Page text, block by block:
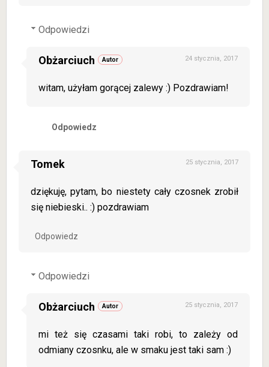
Odpowiedzi
Obżarciuch 24 stycznia, 2017
witam, użyłam gorącej zalewy :) Pozdrawiam!
Odpowiedz
Tomek 25 stycznia, 2017
dziękuję, pytam, bo niestety cały czosnek zrobił
się niebieski.. :) pozdrawiam
Odpowiedz
Odpowiedzi
Obżarciuch 25 stycznia, 2017
mi też się czasami taki robi, to zależy od
odmiany czosnku, ale w smaku jest taki sam :)